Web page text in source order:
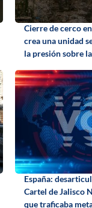
Cierre de cerco
crea una unidad
la presión sobre
España:
Cartel de Jalisco
que traficaba